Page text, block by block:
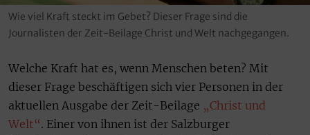
Wie viel Kraft steckt im Gebet? Dieser Frage sind die
Journalisten der Zeit-Beilage Christ und Welt nachgegangen.
Welche Kraft hat es, wenn Menschen beten? Mit
dieser Frage beschäftigen sich vier Personen in der
aktuellen Ausgabe der Zeit-Beilage „Christ und
Welt“. Einer von ihnen ist der Salzburger